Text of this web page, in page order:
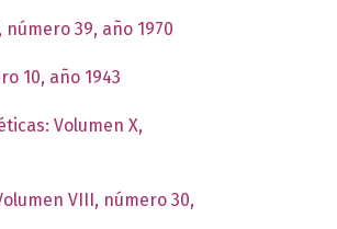
39, año 1970
10, año 1943
Volumen X,
VIII, número 30,